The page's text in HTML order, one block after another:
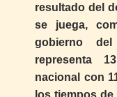
resultado del
se juega,
gobierno
representa
nacional con
los tiempos